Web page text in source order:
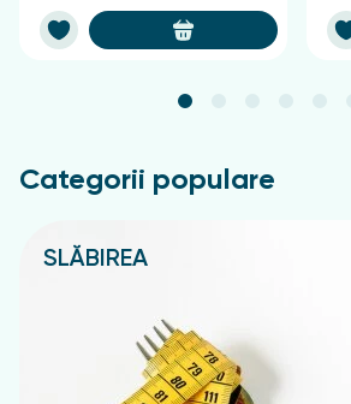
Categorii populare
SLĂBIREA